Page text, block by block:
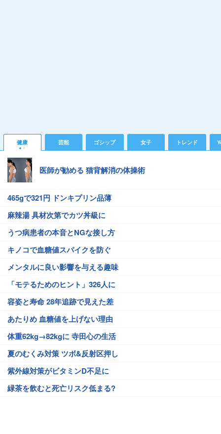
健康 芸能 ゴシップ 女子 トレンド
医師が勧める 猫背解消の体操術
465gで321円 ドンキプリン品薄
麻辣湯 具材次第でカツ丼級に
うつ病患者の本音とNGな接し方
キノコで血糖値スパイクを防ぐ
メンタルに良い影響を与える趣味
「モテるためのヒント」326人に
容姿と寿命 28年追跡で見えた差
あたりめ 血糖値を上げない理由
体重62kg→82kgに 寺田心の生活
夏のむくみ対策 ツボ&反射区押し
紫外線対策がビタミンD不足に
緑茶を飲むと死亡リスク低まる?